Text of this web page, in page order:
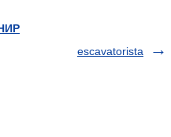
escavatorista